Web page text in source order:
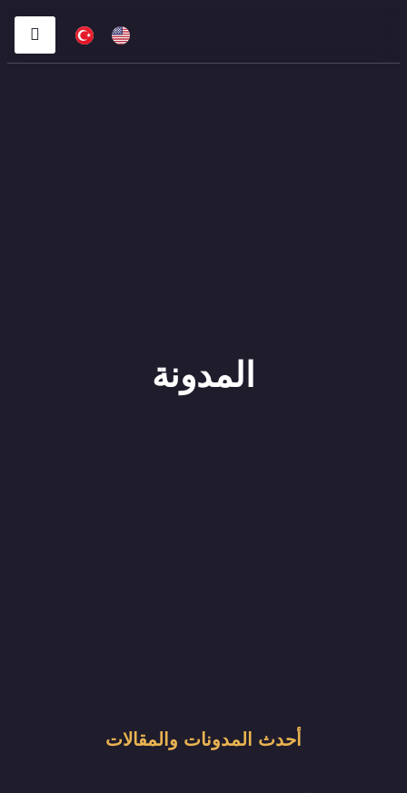
المدونة
أحدث المدونات والمقالات